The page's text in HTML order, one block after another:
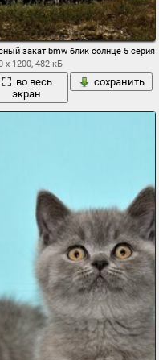
закат bmw блик солнце 5 серия
x 1200, 482 кБ
во весь
экран
сохранить